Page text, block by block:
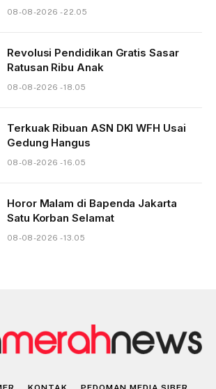
08-08-2026 - 22.05
Revolusi Pendidikan Gratis Sasar
Ratusan Ribu Anak
08-08-2026 - 18.05
Terkuak Ribuan ASN DKI WFH Usai
Gedung Hangus
08-08-2026 - 16.05
Horor Malam di Bapenda Jakarta
Satu Korban Selamat
08-08-2026 - 13.05